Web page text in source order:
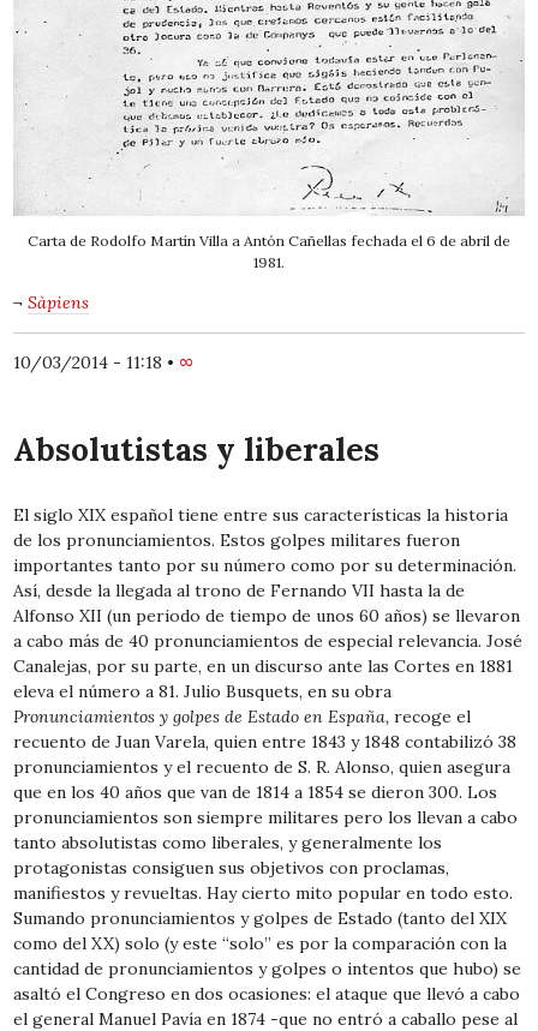
Carta de Rodolfo Martín Villa a Antón Cañellas fechada el 6 de abril de
1981.
¬Sàpiens
10/03/2014 - 11:18 • ∞
Absolutistas y liberales
El siglo XIX español tiene entre sus características la historia
de los pronunciamientos. Estos golpes militares fueron
importantes tanto por su número como por su determinación.
Así, desde la llegada al trono de Fernando VII hasta la de
Alfonso XII (un periodo de tiempo de unos 60 años) se llevaron
a cabo más de 40 pronunciamientos de especial relevancia. José
Canalejas, por su parte, en un discurso ante las Cortes en 1881
eleva el número a 81. Julio Busquets, en su obra
Pronunciamientos y golpes de Estado en España, recoge el
recuento de Juan Varela, quien entre 1843 y 1848 contabilizó 38
pronunciamientos y el recuento de S. R. Alonso, quien asegura
que en los 40 años que van de 1814 a 1854 se dieron 300. Los
pronunciamientos son siempre militares pero los llevan a cabo
tanto absolutistas como liberales, y generalmente los
protagonistas consiguen sus objetivos con proclamas,
manifiestos y revueltas. Hay cierto mito popular en todo esto.
Sumando pronunciamientos y golpes de Estado (tanto del XIX
como del XX) solo (y este “solo” es por la comparación con la
cantidad de pronunciamientos y golpes o intentos que hubo) se
asaltó el Congreso en dos ocasiones: el ataque que llevó a cabo
el general Manuel Pavía en 1874 -que no entró a caballo pese al